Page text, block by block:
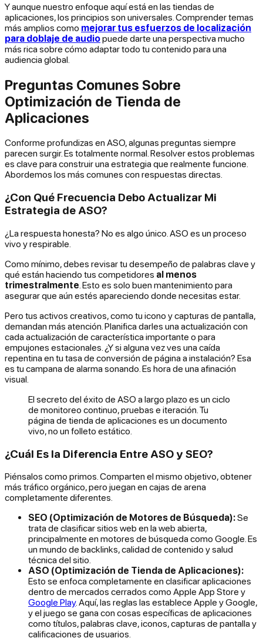
Y aunque nuestro enfoque aquí está en las tiendas de
aplicaciones, los principios son universales. Comprender temas
más amplios como mejorar tus esfuerzos de localización
para doblaje de audiopuede darte una perspectiva mucho
más rica sobre cómo adaptar todo tu contenido para una
audiencia global.
Preguntas Comunes Sobre
Optimización de Tienda de
Aplicaciones
Conforme profundizas en ASO, algunas preguntas siempre
parecen surgir. Es totalmente normal. Resolver estos problemas
es clave para construir una estrategia que realmente funcione.
Abordemos los más comunes con respuestas directas.
¿Con Qué Frecuencia Debo Actualizar Mi
Estrategia de ASO?
¿La respuesta honesta? No es algo único. ASO es un proceso
vivo y respirable.
Como mínimo, debes revisar tu desempeño de palabras clave y
qué están haciendo tus competidores al menos
trimestralmente . Esto es solo buen mantenimiento para
asegurar que aún estés apareciendo donde necesitas estar.
Pero tus activos creativos, como tu icono y capturas de pantalla,
demandan más atención. Planifica darles una actualización con
cada actualización de característica importante o para
empujones estacionales. ¿Y si alguna vez ves una caída
repentina en tu tasa de conversión de página a instalación? Esa
es tu campana de alarma sonando. Es hora de una afinación
visual.
El secreto del éxito de ASO a largo plazo es un ciclo
de monitoreo continuo, pruebas e iteración. Tu
página de tienda de aplicaciones es un documento
vivo, no un folleto estático.
¿Cuál Es la Diferencia Entre ASO y SEO?
Piénsalos como primos. Comparten el mismo objetivo, obtener
más tráfico orgánico, pero juegan en cajas de arena
completamente diferentes.
SEO (Optimización de Motores de Búsqueda):Se
trata de clasificar sitios web en la web abierta,
principalmente en motores de búsqueda como Google. Es
un mundo de backlinks, calidad de contenido y salud
técnica del sitio.
ASO (Optimización de Tienda de Aplicaciones):
Esto se enfoca completamente en clasificar aplicaciones
dentro de mercados cerrados como Apple App Store y
Google Play. Aquí, las reglas las establece Apple y Google,
y el juego se gana con cosas específicas de aplicaciones
como títulos, palabras clave, iconos, capturas de pantalla y
calificaciones de usuarios.